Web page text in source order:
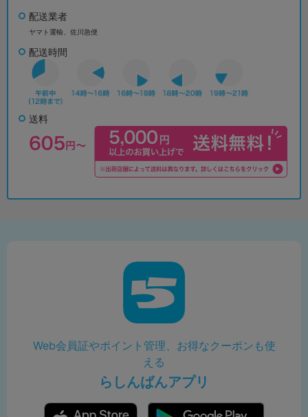
配送業者
ヤマト運輸、佐川急便
配送時間
送料
Web会員証やポイント管理、お得なクーポンも使
える
らしんばんアプリ